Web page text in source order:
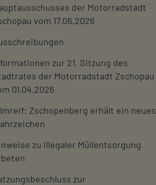
der Motorradstadt
vom 17.06.2026
zur 21. Sitzung des
der Motorradstadt Zschopau
01.04.2026
Zschopenberg erhält ein neues
zu illegaler Müllentsorgung
zur